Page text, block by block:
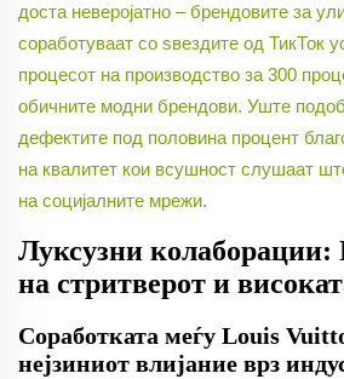
доста неверојатно – брендовите за
соработуваат со ѕвездите од ТикТок
процесот на производство за 300
обичните модни брендови. Уште
дефектите под половина процент
на квалитет кои всушност слушаат
на социјалните мрежи.
Луксузни колаборации:
на стритверот и
Соработката меѓу Louis
нејзиниот влијание врз